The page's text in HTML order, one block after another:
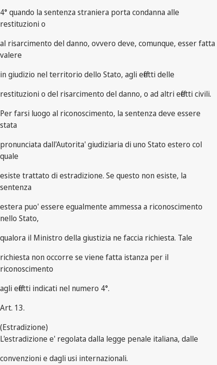
4° quando la sentenza straniera porta condanna alle
restituzioni o
al risarcimento del danno, ovvero deve, comunque, esser fatta
valere
in giudizio nel territorio dello Stato, agli effetti delle
restituzioni o del risarcimento del danno, o ad altri effetti civili.
Per farsi luogo al riconoscimento, la sentenza deve essere
stata
pronunciata dall'Autorita' giudiziaria di uno Stato estero col
quale
esiste trattato di estradizione. Se questo non esiste, la
sentenza
estera puo' essere egualmente ammessa a riconoscimento
nello Stato,
qualora il Ministro della giustizia ne faccia richiesta. Tale
richiesta non occorre se viene fatta istanza per il
riconoscimento
agli effetti indicati nel numero 4°.
Art. 13.
(Estradizione)
L'estradizione e' regolata dalla legge penale italiana, dalle
convenzioni e dagli usi internazionali.